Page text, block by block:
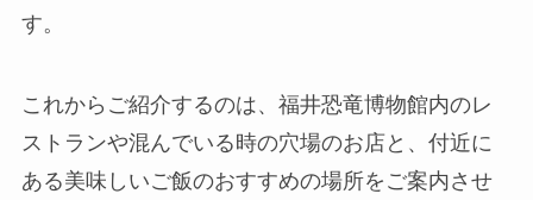
す。
これからご紹介するのは、福井恐竜博物館内のレ
ストランや混んでいる時の穴場のお店と、付近に
ある美味しいご飯のおすすめの場所をご案内させ